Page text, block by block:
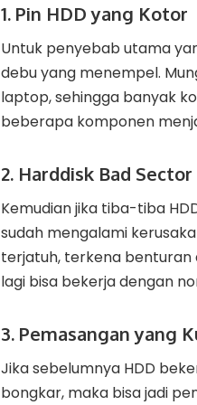
1. Pin HDD yang Kotor
Untuk penyebab utama
debu yang menempel.
laptop, sehingga banyak
beberapa komponen
2. Harddisk Bad Sector
Kemudian jika tiba-tiba
sudah mengalami
terjatuh, terkena benturan
lagi bisa bekerja dengan
3. Pemasangan yang
Jika sebelumnya HDD
bongkar, maka bisa jadi